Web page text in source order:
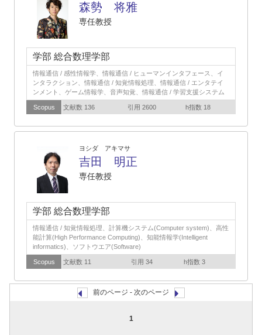
森勢 将雅
専任教授
学部 総合数理学部
情報通信 / 感性情報学、情報通信 / ヒューマンインタフェース、イ
ンタラクション、情報通信 / 知覚情報処理、情報通信 / エンタテイ
ンメント、ゲーム情報学、音声知覚、情報通信 / 学習支援システム
Scopus 文献数 136 引用 2600 h指数 18
ヨシダ アキマサ
吉田 明正
専任教授
学部 総合数理学部
情報通信 / 知覚情報処理、計算機システム(Computer system)、高性
能計算(High Performance Computing)、知能情報学(Intelligent
informatics)、ソフトウエア(Software)
Scopus 文献数 11 引用 34 h指数 3
前のページ - 次のページ
1